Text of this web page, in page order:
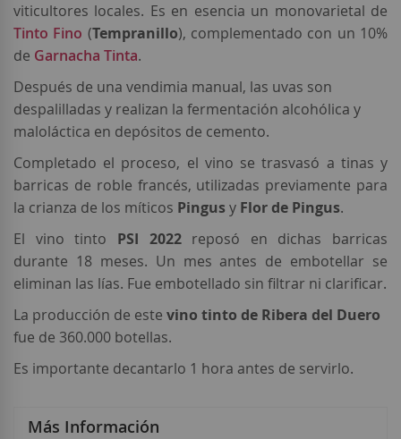
viticultores locales. Es en esencia un monovarietal de
Tinto Fino (Tempranillo), complementado con un 10%
de Garnacha Tinta.
Después de una vendimia manual, las uvas son
despalilladas y realizan la fermentación alcohólica y
maloláctica en depósitos de cemento.
Completado el proceso, el vino se trasvasó a tinas y
barricas de roble francés, utilizadas previamente para
la crianza de los míticos Pingusy Flor de Pingus.
El vino tinto PSI 2022reposó en dichas barricas
durante 18 meses. Un mes antes de embotellar se
eliminan las lías. Fue embotellado sin filtrar ni clarificar.
La producción de este vino tinto de Ribera del Duero
fue de 360.000 botellas.
Es importante decantarlo 1 hora antes de servirlo.
Más Información